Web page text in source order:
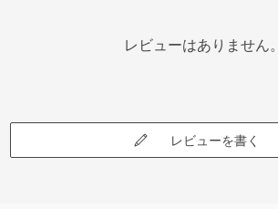
レビューはありません。
レビューを書く